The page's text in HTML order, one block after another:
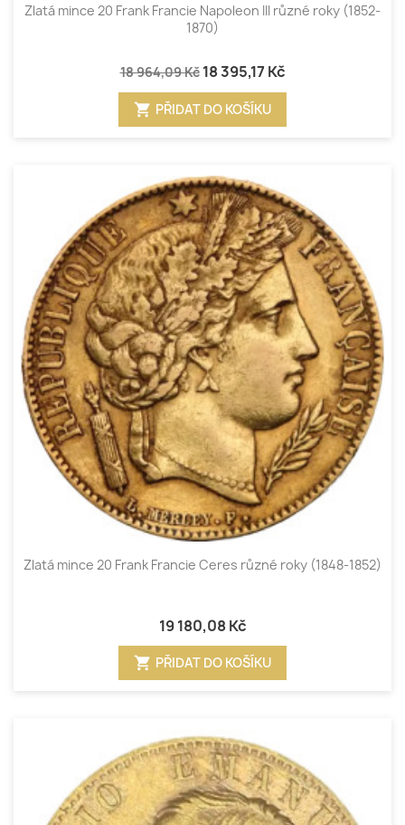
Zlatá mince 20 Frank Francie Napoleon III různé roky (1852-
1870)
18 964,09 Kč 18 395,17 Kč
shopping_cart PŘIDAT DO KOŠÍKU
Zlatá mince 20 Frank Francie Ceres různé roky (1848-1852)
19 180,08 Kč
shopping_cart PŘIDAT DO KOŠÍKU